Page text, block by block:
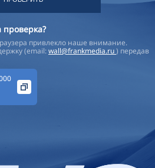
проверка?
привлекло наше внимание.
(email:wall@frankmedia.ru) передав